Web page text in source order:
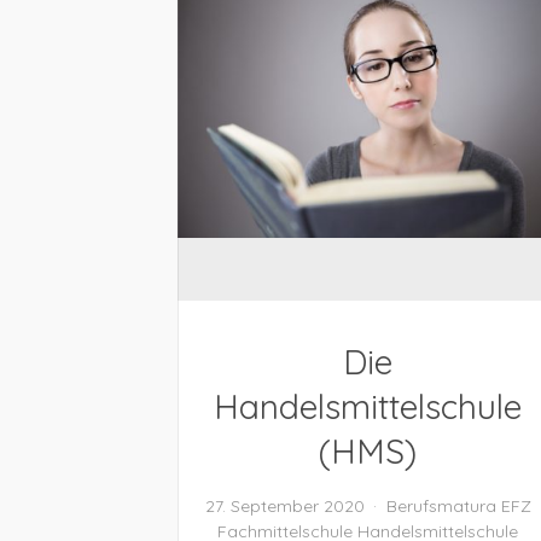
Die
Handelsmittelschule
(HMS)
27. September 2020 Berufsmatura EFZ
Fachmittelschule Handelsmittelschule